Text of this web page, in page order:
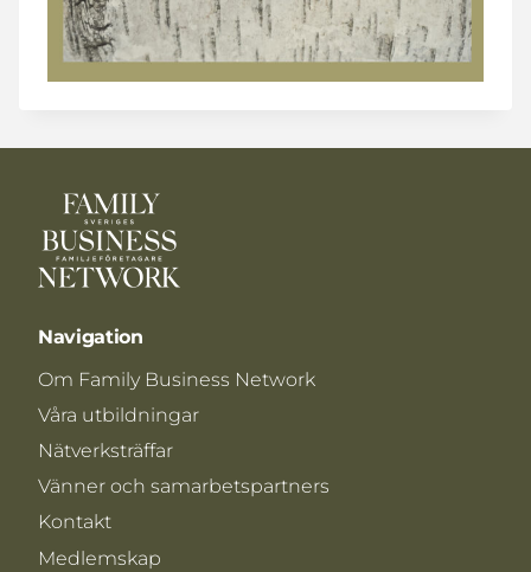
Navigation
Om Family Business Network
Våra utbildningar
Nätverksträffar
Vänner och samarbetspartners
Kontakt
Medlemskap